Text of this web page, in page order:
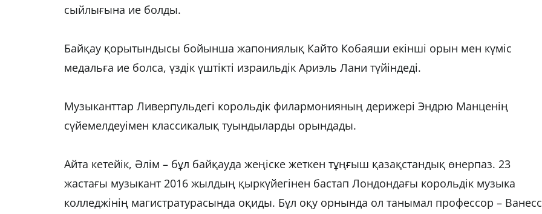
сыйлығына ие болды.
Байқау қорытындысы бойынша жапониялық Кайто Кобаяши екінші орын мен күміс
медальға ие болса, үздік үштікті израильдік Ариэль Лани түйіндеді.
Музыканттар Ливерпульдегі корольдік филармонияның дерижері Эндрю Манценің
сүйемелдеуімен классикалық туындыларды орындады.
Айта кетейік, Әлім – бұл байқауда жеңіске жеткен тұңғыш қазақстандық өнерпаз. 23
жастағы музыкант 2016 жылдың қыркүйегінен бастап Лондондағы корольдік музыка
колледжінің магистратурасында оқиды. Бұл оқу орнында ол танымал профессор –